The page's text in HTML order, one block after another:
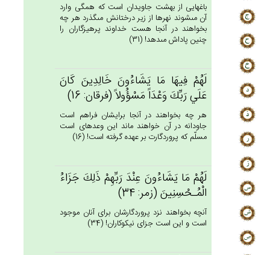
باغهايى از بهشت جاويدان است كه همگى وارد
آن مى‏شوند نهرها از زير درختانش مى‏گذرد هر چه
بخواهند در آنجا هست خداوند پرهيزگاران را
چنين پاداش مى‏دهد! (31)
لَهُم‌ْ فِيهَا مَا يَشَاءُون‌َ خَالِدِين‌َ كَان‌َ
عَلَي‌ رَبِّك‌َ وَعْدَاً مَسْؤُولاً (فرقان: 16)
هر چه بخواهند در آنجا برايشان فراهم است
جاودانه در آن خواهند ماند اين وعده‏اى است
مسلّم كه پروردگارت بر عهده گرفته است! (16)
لَهُمْ‌ مَا يَشَاءُون‌َ عِنْدَ رَبِّهِم‌ْ ذَلِك‌َ جَزَاءُ
الْمُـحْسِنِين‌َ (زمر: 34)
آنچه بخواهند نزد پروردگارشان براى آنان موجود
است و اين است جزاى نيكوكاران! (34)